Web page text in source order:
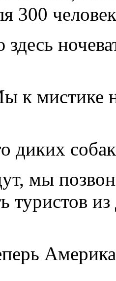
300
к мистике
диких
мы
туристов